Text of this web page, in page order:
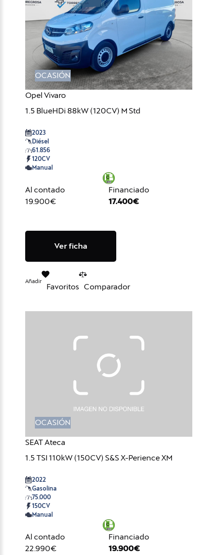
OCASIÓN
Opel Vivaro
1.5 BlueHDi 88kW (120CV) M Std
2023
Diésel
61.856
120CV
Manual
Al contado
19.900€
Financiado
17.400€
Ver ficha
Añadir
Favoritos Comparador
OCASIÓN
SEAT Ateca
1.5 TSI 110kW (150CV) S&S X-Perience XM
2022
Gasolina
75.000
150CV
Manual
Al contado
22.990€
Financiado
19.900€